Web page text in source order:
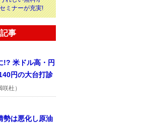
ミナーが充実!
事
!? 米ドル高・円
円の大台打診
咲杜）
勢は悪化し原油